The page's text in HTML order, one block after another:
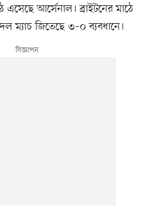
এসেছে আর্সেনাল। ব্রাইটনের মাঠে
ম্যাচ জিতেছে ৩–০ ব্যবধানে।